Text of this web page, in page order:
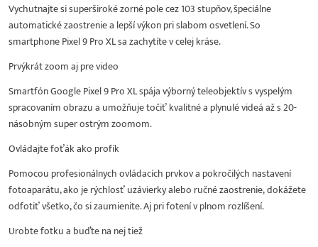
Vychutnajte si superširoké zorné pole cez 103 stupňov, špeciálne
automatické zaostrenie a lepší výkon pri slabom osvetlení. So
smartphone Pixel 9 Pro XL sa zachytíte v celej kráse.
Prvýkrát zoom aj pre video
Smartfón Google Pixel 9 Pro XL spája výborný teleobjektív s vyspelým
spracovaním obrazu a umožňuje točiť kvalitné a plynulé videá až s 20-
násobným super ostrým zoomom.
Ovládajte foťák ako profík
Pomocou profesionálnych ovládacích prvkov a pokročilých nastavení
fotoaparátu, ako je rýchlosť uzávierky alebo ručné zaostrenie, dokážete
odfotiť všetko, čo si zaumienite. Aj pri fotení v plnom rozlíšení.
Urobte fotku a buďte na nej tiež